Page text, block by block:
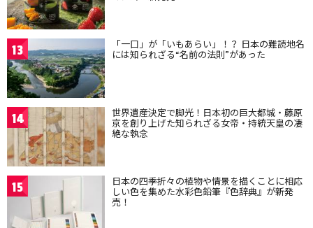
13 「一口」が「いもあらい」！？ 日本の難読地名
には知られざる“名前の法則”があった
14 世界遺産決定で脚光！日本初の巨大都城・藤原
京を創り上げた知られざる女帝・持統天皇の凄
絶な執念
15 日本の四季折々の植物や情景を描くことに相応
しい色を集めた水彩色鉛筆『色辞典』が新発
売！